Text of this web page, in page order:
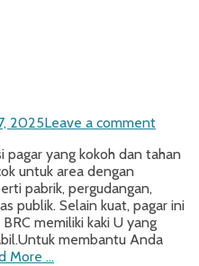
2025Leave a comment
pagar yang kokoh dan tahan
untuk area dengan
pabrik, pergudangan,
publik. Selain kuat, pagar ini
memiliki kaki U yang
membantu Anda
More …